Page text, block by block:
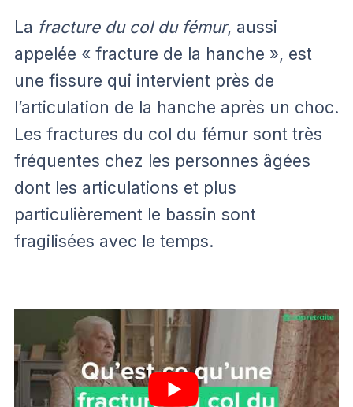
La fracture du col du fémur, aussi
appelée « fracture de la hanche », est
une fissure qui intervient près de
l’articulation de la hanche après un choc.
Les fractures du col du fémur sont très
fréquentes chez les personnes âgées
dont les articulations et plus
particulièrement le bassin sont
fragilisées avec le temps.